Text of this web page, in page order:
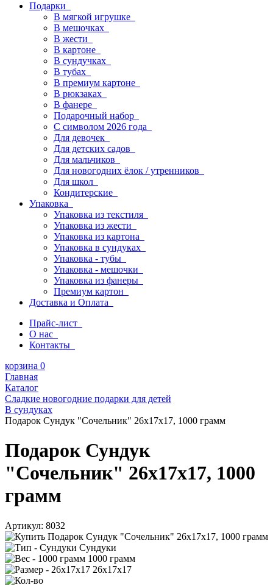
Подарки
В мягкой игрушке
В мешочках
В жести
В картоне
В сундучках
В тубах
В премиум картоне
В рюкзаках
В фанере
Подарочный набор
С символом 2026 года
Для девочек
Для детских садов
Для мальчиков
Для новогодних ёлок / утренников
Для школ
Кондитерские
Упаковка
Упаковка из текстиля
Упаковка из жести
Упаковка из картона
Упаковка в сундуках
Упаковка - тубы
Упаковка - мешочки
Упаковка из фанеры
Премиум картон
Доставка и Оплата
Прайс-лист
О нас
Контакты
корзина 0
Главная
Каталог
Сладкие новогодние подарки для детей
В сундуках
Подарок Сундук "Сочельник" 26х17х17, 1000 грамм
Подарок Сундук
"Сочельник" 26х17х17, 1000
грамм
Артикул: 8032
Сундуки
1000 грамм
26х17х17